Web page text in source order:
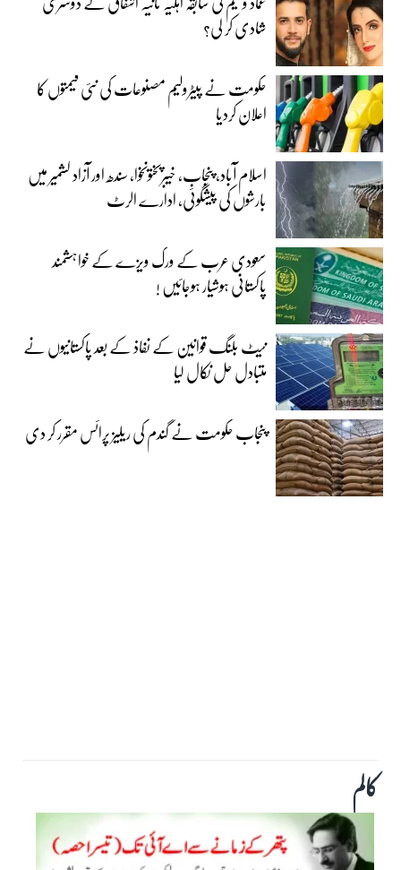
شادی کر لی؟
حکومت نے پیٹرولیم مصنوعات کی نئی قیمتوں کا
اعلان کردیا
اسلام آباد، پنجاب، خیبرپختونخوا، سندھ اور آزاد کشمیر میں
بارشوں کی پیشگوئی، ادارے الرٹ
سعودی عرب کے ورک ویزے کے خواہشمند
پاکستانی ہوشیار ہوجائیں !
نیٹ بلنگ قوانین کے نفاذ کے بعد پاکستانیوں نے
متبادل حل نکال لیا
پنجاب حکومت نے گندم کی ریلیز پرائس مقرر کر دی‎
کالم